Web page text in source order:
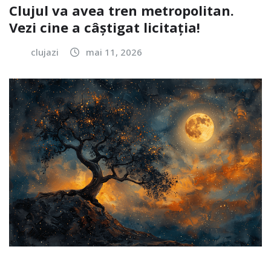
Clujul va avea tren metropolitan.
Vezi cine a câștigat licitația!
clujazi mai 11, 2026